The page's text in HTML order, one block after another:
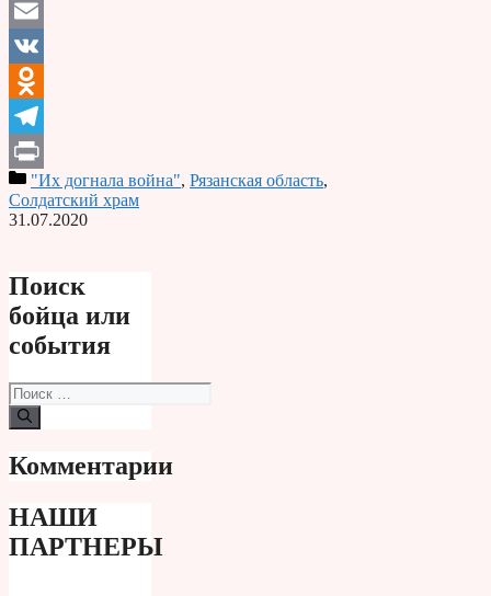
Email
VK
Odnoklassniki
Telegram
Print"Их догнала война", Рязанская область,
Солдатский храм
31.07.2020
Поиск
бойца или
события
Поиск:
Комментарии
НАШИ
ПАРТНЕРЫ